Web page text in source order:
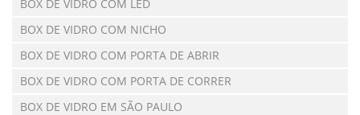
BOX DE VIDRO COM LED
BOX DE VIDRO COM NICHO
BOX DE VIDRO COM PORTA DE ABRIR
BOX DE VIDRO COM PORTA DE CORRER
BOX DE VIDRO EM SÃO PAULO